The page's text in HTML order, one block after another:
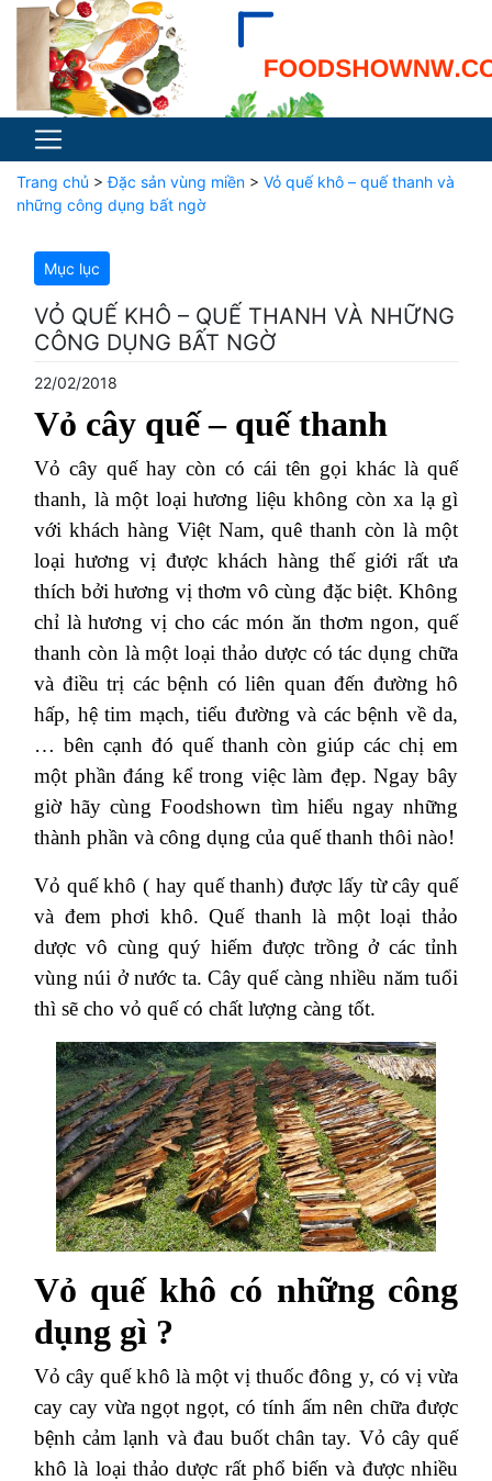
Trang chủ >Đặc sản vùng miền > Vỏ quế khô – quế thanh và
những công dụng bất ngờ
Mục lục
VỎ QUẾ KHÔ – QUẾ THANH VÀ NHỮNG
CÔNG DỤNG BẤT NGỜ
22/02/2018
Vỏ cây quế – quế thanh
Vỏ cây quế hay còn có cái tên gọi khác là quế
thanh, là một loại hương liệu không còn xa lạ gì
với khách hàng Việt Nam, quê thanh còn là một
loại hương vị được khách hàng thế giới rất ưa
thích bởi hương vị thơm vô cùng đặc biệt. Không
chỉ là hương vị cho các món ăn thơm ngon, quế
thanh còn là một loại thảo dược có tác dụng chữa
và điều trị các bệnh có liên quan đến đường hô
hấp, hệ tim mạch, tiểu đường và các bệnh về da,
… bên cạnh đó quế thanh còn giúp các chị em
một phần đáng kể trong việc làm đẹp. Ngay bây
giờ hãy cùng Foodshown tìm hiểu ngay những
thành phần và công dụng của quế thanh thôi nào!
Vỏ quế khô ( hay quế thanh) được lấy từ cây quế
và đem phơi khô. Quế thanh là một loại thảo
dược vô cùng quý hiếm được trồng ở các tỉnh
vùng núi ở nước ta. Cây quế càng nhiều năm tuổi
thì sẽ cho vỏ quế có chất lượng càng tốt.
Vỏ quế khô có những công
dụng gì ?
Vỏ cây quế khô là một vị thuốc đông y, có vị vừa
cay cay vừa ngọt ngọt, có tính ấm nên chữa được
bệnh cảm lạnh và đau buốt chân tay. Vỏ cây quế
khô là loại thảo dược rất phổ biến và được nhiều